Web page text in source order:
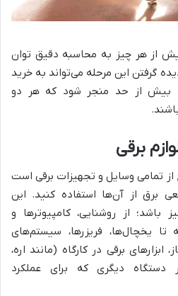
از هر چیز به محاسبه دقیق توان
گرفتن این مرحله می‌تواند به خرید
بیش از حد منجر شود که هر دو
برقی
از تمامی وسایل و تجهیزات برقی است
برق از آن‌ها استفاده کنید. این
از روشنایی، کامپیوترها و
تا یخچال‌ها، فریزرها، سیستم‌های
ابزارهای برقی در کارگاه (مانند اره،
دستگاه دیگری که برای عملکرد